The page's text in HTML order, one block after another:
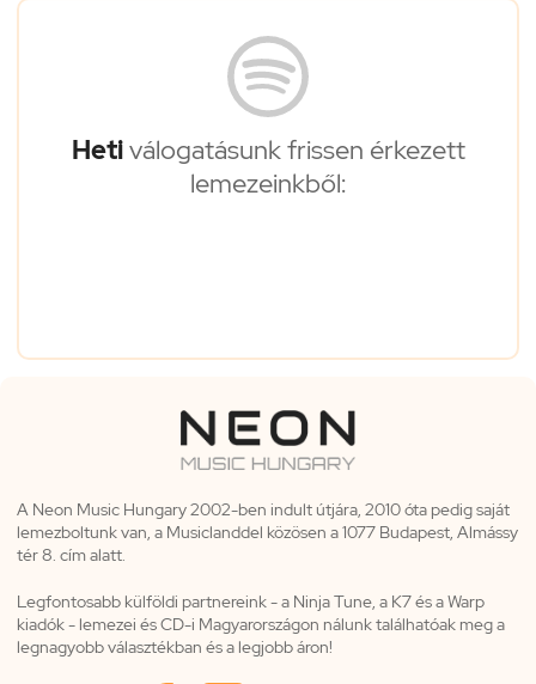
Hetiválogatásunk frissen érkezett
lemezeinkből:
A Neon Music Hungary 2002-ben indult útjára, 2010 óta pedig saját
lemezboltunk van, a Musiclanddel közösen a 1077 Budapest, Almássy
tér 8. cím alatt.
Legfontosabb külföldi partnereink - a Ninja Tune, a K7 és a Warp
kiadók - lemezei és CD-i Magyarországon nálunk találhatóak meg a
legnagyobb választékban és a legjobb áron!